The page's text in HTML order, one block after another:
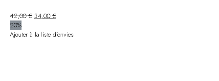
42,00€ Le
initial
34,00 €
actuel
20%
Ajouter à la liste d'envies